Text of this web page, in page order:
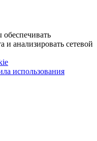
и анализировать сетевой
использования